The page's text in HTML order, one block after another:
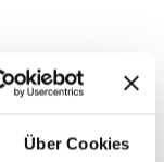
Über Cookies